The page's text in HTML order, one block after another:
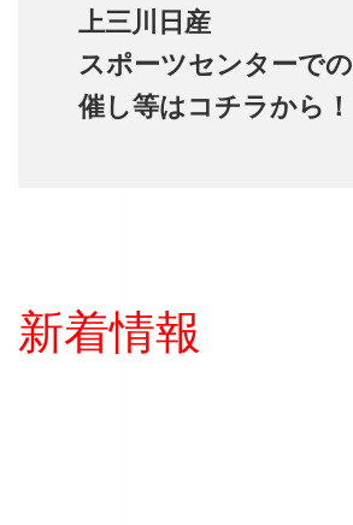
上三川日産
スポーツセンターでの
催し等はコチラから！
新着情報